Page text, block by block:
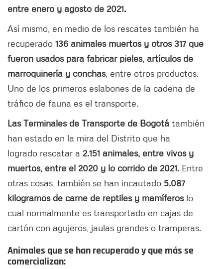
entre enero y agosto de 2021.
Así mismo, en medio de los rescates también ha
recuperado 136 animales muertos y otros 317 que
fueron usados para fabricar pieles, artículos de
marroquinería y conchas, entre otros productos.
Uno de los primeros eslabones de la cadena de
tráfico de fauna es el transporte.
Las Terminales de Transporte de Bogotá también
han estado en la mira del Distrito que ha
logrado rescatar a 2.151 animales, entre vivos y
muertos, entre el 2020 y lo corrido de 2021. Entre
otras cosas, también se han incautado 5.087
kilogramos de carne de reptiles y mamíferoslo
cual normalmente es transportado en cajas de
cartón con agujeros, jaulas grandes o tramperas.
Animales que se han recuperado y que más se
comercializan: